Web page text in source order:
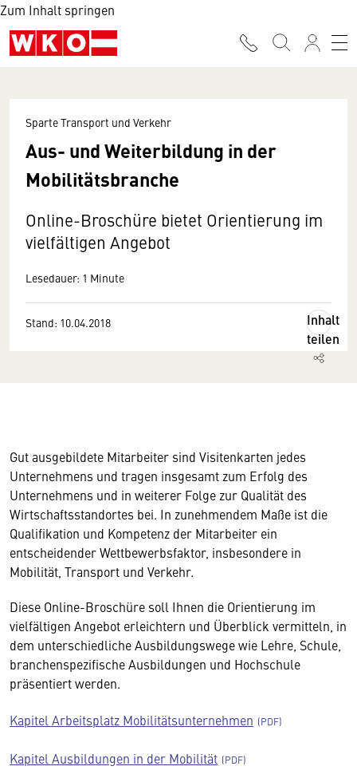
Zum Inhalt springen
Sparte Transport und Verkehr
Aus- und Weiterbildung in der
Mobilitätsbranche
Online-Broschüre bietet Orientierung im
vielfältigen Angebot
Lesedauer: 1 Minute
Stand: 10.04.2018
Inhalt
teilen
Gut ausgebildete Mitarbeiter sind Visitenkarten jedes
Unternehmens und tragen insgesamt zum Erfolg des
Unternehmens und in weiterer Folge zur Qualität des
Wirtschaftsstandortes bei. In zunehmendem Maße ist die
Qualifikation und Kompetenz der Mitarbeiter ein
entscheidender Wettbewerbsfaktor, insbesondere in
Mobilität, Transport und Verkehr.
Diese Online-Broschüre soll Ihnen die Orientierung im
vielfältigen Angebot erleichtern und Überblick vermitteln, in
dem unterschiedliche Ausbildungswege wie Lehre, Schule,
branchenspezifische Ausbildungen und Hochschule
präsentiert werden.
Kapitel Arbeitsplatz Mobilitätsunternehmen
Kapitel Ausbildungen in der Mobilität